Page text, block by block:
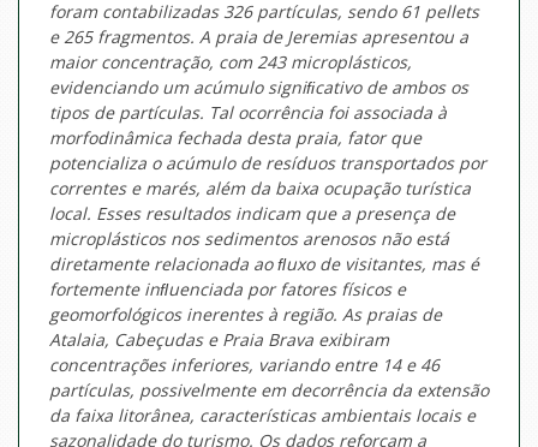
foram contabilizadas 326 partículas, sendo 61 pellets
e 265 fragmentos. A praia de Jeremias apresentou a
maior concentração, com 243 microplásticos,
evidenciando um acúmulo signiﬁcativo de ambos os
tipos de partículas. Tal ocorrência foi associada à
morfodinâmica fechada desta praia, fator que
potencializa o acúmulo de resíduos transportados por
correntes e marés, além da baixa ocupação turística
local. Esses resultados indicam que a presença de
microplásticos nos sedimentos arenosos não está
diretamente relacionada ao ﬂuxo de visitantes, mas é
fortemente inﬂuenciada por fatores físicos e
geomorfológicos inerentes à região. As praias de
Atalaia, Cabeçudas e Praia Brava exibiram
concentrações inferiores, variando entre 14 e 46
partículas, possivelmente em decorrência da extensão
da faixa litorânea, características ambientais locais e
sazonalidade do turismo. Os dados reforçam a